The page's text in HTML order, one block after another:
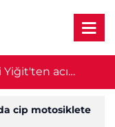
acı
cip motosiklete